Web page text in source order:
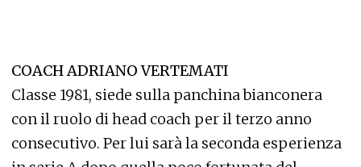
COACH ADRIANO VERTEMATI
Classe 1981, siede sulla panchina bianconera
con il ruolo di head coach per il terzo anno
consecutivo. Per lui sarà la seconda esperienza